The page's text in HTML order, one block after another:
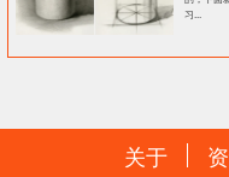
习...
关于